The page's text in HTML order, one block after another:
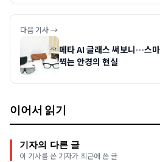
다음 기사 →
메타 AI 글래스 써보니…스
찍는 안경의 현실
이어서 읽기
기자의 다른 글
이 기사를 쓴 기자가 최근에 쓴 글